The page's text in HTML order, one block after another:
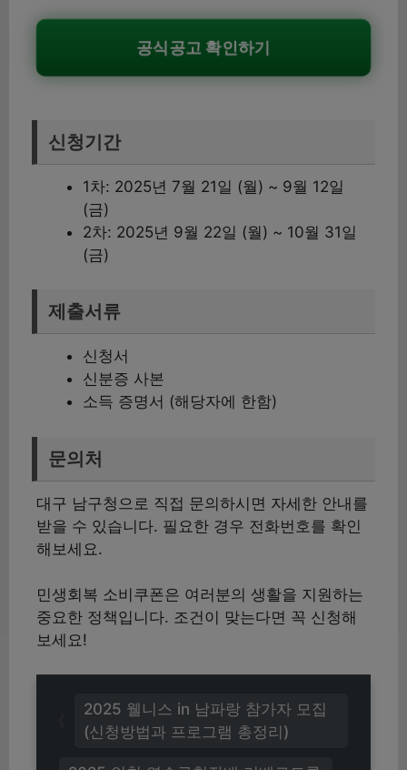
공식공고 확인하기
신청기간
1차: 2025년 7월 21일 (월) ~ 9월 12일
(금)
2차: 2025년 9월 22일 (월) ~ 10월 31일
(금)
제출서류
신청서
신분증 사본
소득 증명서 (해당자에 한함)
문의처
대구 남구청으로 직접 문의하시면 자세한 안내를
받을 수 있습니다. 필요한 경우 전화번호를 확인
해보세요.
민생회복 소비쿠폰은 여러분의 생활을 지원하는
중요한 정책입니다. 조건이 맞는다면 꼭 신청해
보세요!
2025 웰니스 in 남파랑 참가자 모집
(신청방법과 프로그램 총정리)